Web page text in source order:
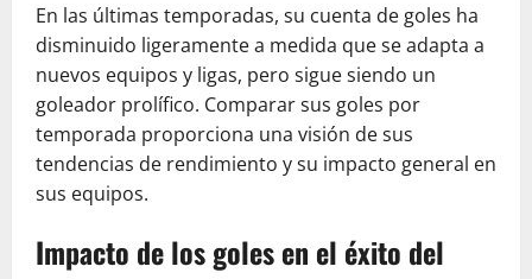
En las últimas temporadas, su cuenta de goles ha
disminuido ligeramente a medida que se adapta a
nuevos equipos y ligas, pero sigue siendo un
goleador prolífico. Comparar sus goles por
temporada proporciona una visión de sus
tendencias de rendimiento y su impacto general en
sus equipos.
Impacto de los goles en el éxito del